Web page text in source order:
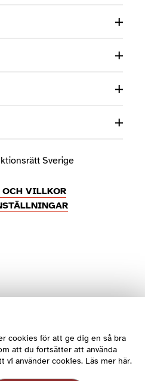
cookies för att ge dig en så bra
att du fortsätter att använda
vi använder cookies. Läs mer här.
Sverige
VILLKOR